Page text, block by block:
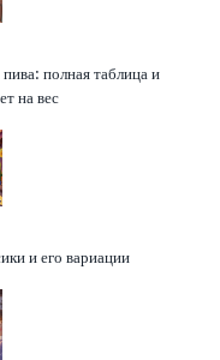
полная таблица и
на вес
и его вариации